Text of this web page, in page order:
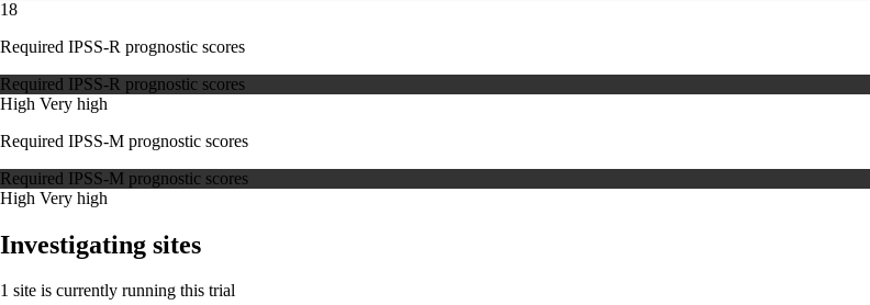
18
Required IPSS-R prognostic scores
Required IPSS-R prognostic scores
High Very high
Required IPSS-M prognostic scores
Required IPSS-M prognostic scores
High Very high
Investigating sites
1 site is currently running this trial